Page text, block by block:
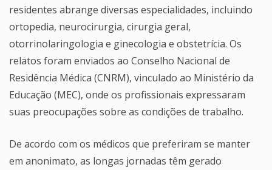
residentes abrange diversas especialidades, incluindo
ortopedia, neurocirurgia, cirurgia geral,
otorrinolaringologia e ginecologia e obstetrícia. Os
relatos foram enviados ao Conselho Nacional de
Residência Médica (CNRM), vinculado ao Ministério da
Educação (MEC), onde os profissionais expressaram
suas preocupações sobre as condições de trabalho.
De acordo com os médicos que preferiram se manter
em anonimato, as longas jornadas têm gerado